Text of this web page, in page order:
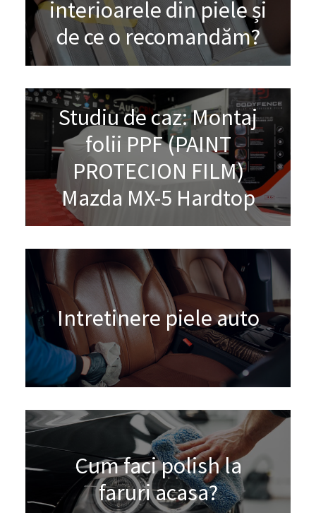
interioarele din piele și
de ce o recomandăm?
Studiu de caz: Montaj
folii PPF (PAINT
PROTECION FILM)
Mazda MX-5 Hardtop
Intretinere piele auto
Cum faci polish la
faruri acasa?